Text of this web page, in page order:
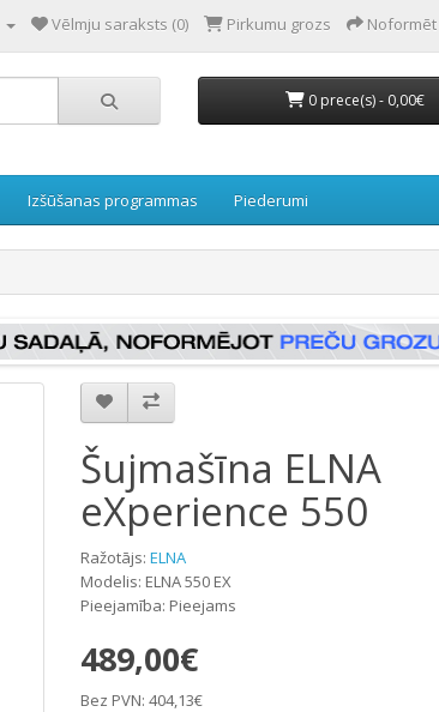
Vēlmju saraksts (0) Pirkumu grozs
0 prece(s) - 0,00€
Izšūšanas programmas Piederumi
Šujmašīna ELNA
eXperience 550
Ražotājs: ELNA
Modelis: ELNA 550 EX
Pieejamība: Pieejams
489,00€
Bez PVN: 404,13€